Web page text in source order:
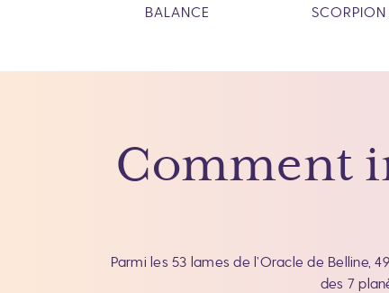
BALANCE SCORPION
Comment
Parmi les 53 lames de l’Oracle de Belline,
des 7